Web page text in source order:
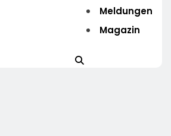
Meldungen
Magazin